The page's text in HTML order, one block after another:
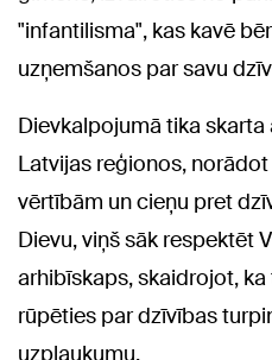
"infantilisma", kas kavē
uzņemšanos par savu
Dievkalpojumā tika
Latvijas reģionos,
vērtībām un cieņu pret
Dievu, viņš sāk respektēt
arhibīskaps, skaidrojot,
rūpēties par dzīvības
uzplaukumu.